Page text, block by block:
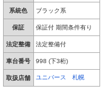
系統色 ブラック系
保証 保証付 期間条件有り
法定整備 法定整備付
車台番号 998 (下3桁)
取扱店舗 ユニバース 札幌